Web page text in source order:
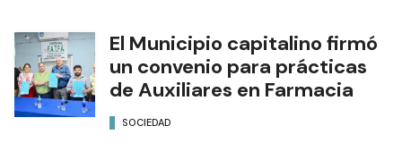
El Municipio capitalino firmó
un convenio para prácticas
de Auxiliares en Farmacia
SOCIEDAD